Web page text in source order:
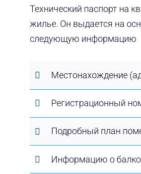
Технический паспорт на
жилье. Он выдается на
следующую информацию
Местонахождение
Регистрационный
Подробный план
Информацию о